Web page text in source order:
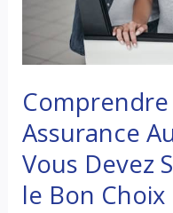
Assurance
Vous Devez
le Bon Choix